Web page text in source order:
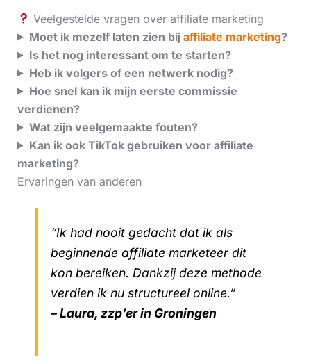
Veelgestelde vragen over affiliate marketing
Moet ik mezelf laten zien bij affiliate marketing?
Is het nog interessant om te starten?
Heb ik volgers of een netwerk nodig?
Hoe snel kan ik mijn eerste commissie
verdienen?
Wat zijn veelgemaakte fouten?
Kan ik ook TikTok gebruiken voor affiliate
marketing?
Ervaringen van anderen
“Ik had nooit gedacht dat ik als
beginnende affiliate marketeer dit
kon bereiken. Dankzij deze methode
verdien ik nu structureel online.”
– Laura, zzp’er in Groningen